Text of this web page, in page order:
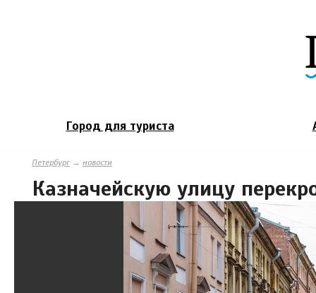
Город для туриста
Петербург→ новости
Казначейскую улицу